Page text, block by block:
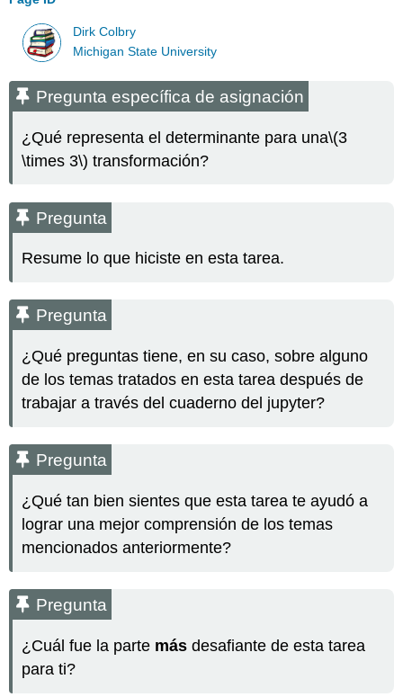
Dirk Colbry
Michigan State University
Pregunta específica de asignación
¿Qué representa el determinante para una\(3
\times 3\) transformación?
Pregunta
Resume lo que hiciste en esta tarea.
Pregunta
¿Qué preguntas tiene, en su caso, sobre alguno
de los temas tratados en esta tarea después de
trabajar a través del cuaderno del jupyter?
Pregunta
¿Qué tan bien sientes que esta tarea te ayudó a
lograr una mejor comprensión de los temas
mencionados anteriormente?
Pregunta
¿Cuál fue la parte más desafiante de esta tarea
para ti?